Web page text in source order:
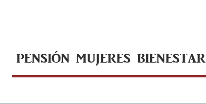
PENSIÓN MUJERES BIENESTAR